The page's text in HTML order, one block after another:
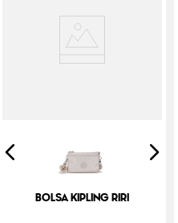
BOLSA KIPLING RIRI